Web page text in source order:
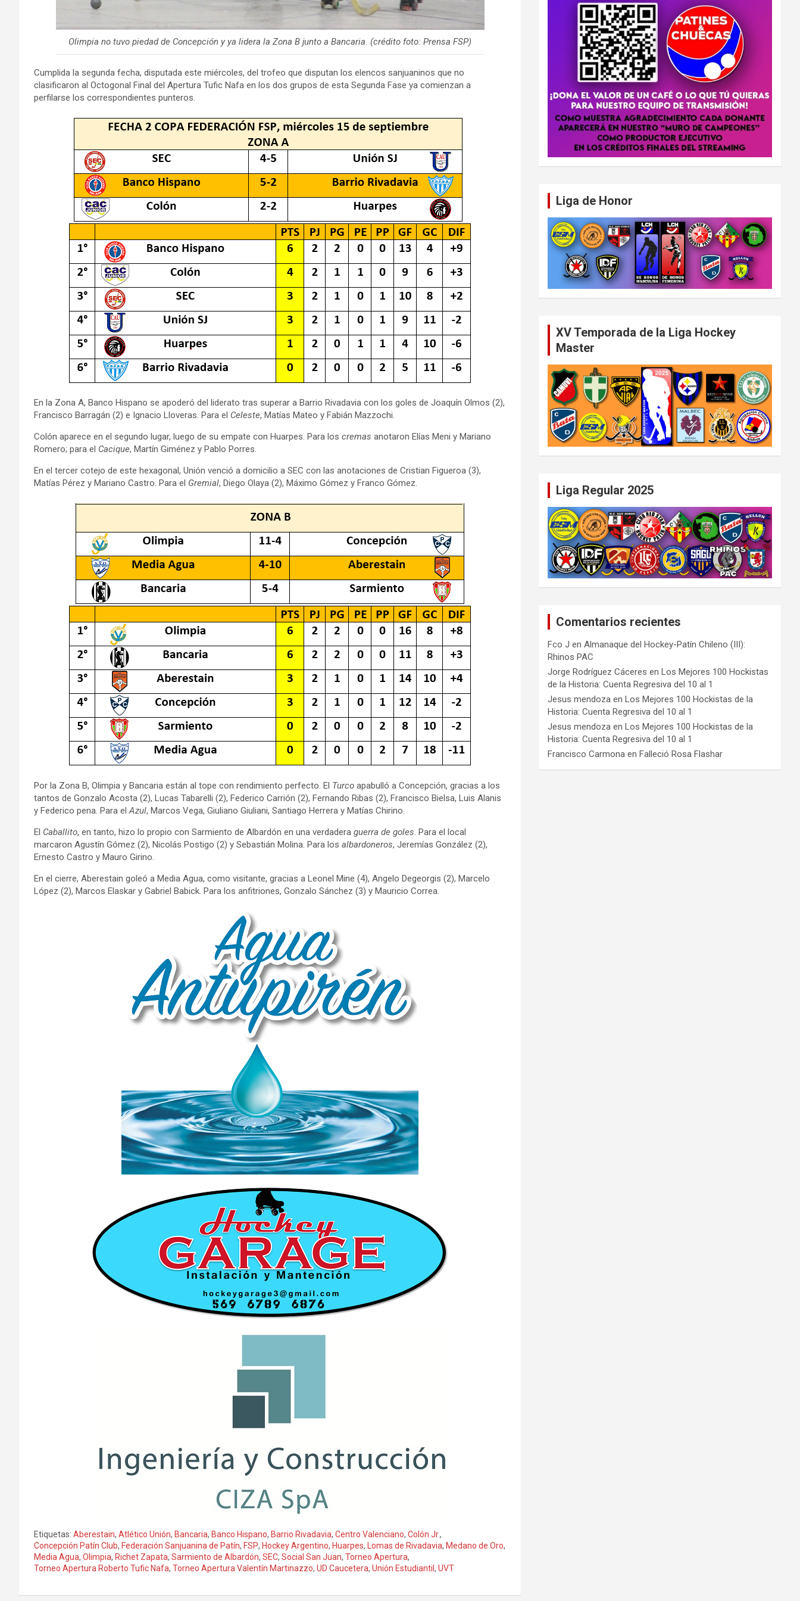
Olimpia no tuvo piedad de Concepción y ya lidera la Zona B junto a Bancaria. (crédito foto: Prensa FSP)
Cumplida la segunda fecha, disputada este miércoles, del trofeo que disputan los elencos sanjuaninos que no
clasificaron al Octogonal Final del Apertura Tufic Nafa en los dos grupos de esta Segunda Fase ya comienzan a
perfilarse los correspondientes punteros.
En la Zona A, Banco Hispano se apoderó del liderato tras superar a Barrio Rivadavia con los goles de Joaquín Olmos (2),
Francisco Barragán (2) e Ignacio Lloveras. Para el Celeste, Matías Mateo y Fabián Mazzochi.
Colón aparece en el segundo lugar, luego de su empate con Huarpes. Para los cremas anotaron Elías Meni y Mariano
Romero; para el Cacique, Martín Giménez y Pablo Porres.
En el tercer cotejo de este hexagonal, Unión venció a domicilio a SEC con las anotaciones de Cristian Figueroa (3),
Matías Pérez y Mariano Castro. Para el Gremial, Diego Olaya (2), Máximo Gómez y Franco Gómez.
Por la Zona B, Olimpia y Bancaria están al tope con rendimiento perfecto. El Turco apabulló a Concepción, gracias a los
tantos de Gonzalo Acosta (2), Lucas Tabarelli (2), Federico Carrión (2), Fernando Ribas (2), Francisco Bielsa, Luis Alanis
y Federico pena. Para elAzul, Marcos Vega, Giuliano Giuliani, Santiago Herrera y Matías Chirino.
El Caballito, en tanto, hizo lo propio con Sarmiento de Albardón en una verdadera guerra de goles. Para el local
marcaron Agustín Gómez (2), Nicolás Postigo (2) y Sebastián Molina. Para los albardoneros, Jeremías González (2),
Ernesto Castro y Mauro Girino.
En el cierre, Aberestain goleó a Media Agua, como visitante, gracias a Leonel Mine (4), Angelo Degeorgis (2), Marcelo
López (2), Marcos Elaskar y Gabriel Babick. Para los anfitriones, Gonzalo Sánchez (3) y Mauricio Correa.
Etiquetas: Aberestain, Atlético Unión, Bancaria, Banco Hispano, Barrio Rivadavia, Centro Valenciano, Colón Jr.,
Concepción Patín Club, Federación Sanjuanina de Patín, FSP, Hockey Argentino, Huarpes, Lomas de Rivadavia, Medano de Oro,
Media Agua, Olimpia, Richet Zapata, Sarmiento de Albardón, SEC, Social San Juan, Torneo Apertura,
Torneo Apertura Roberto Tufic Nafa, Torneo Apertura Valentín Martinazzo, UD Caucetera, Unión Estudiantil , UVT
Liga de Honor
XV Temporada de la Liga Hockey
Master
Liga Regular 2025
Comentarios recientes
Fco J enAlmanaque del Hockey-Patín Chileno (III):
Rhinos PAC
Jorge Rodríguez Cáceres enLos Mejores 100 Hockistas
de la Historia: Cuenta Regresiva del 10 al 1
Jesus mendoza enLos Mejores 100 Hockistas de la
Historia: Cuenta Regresiva del 10 al 1
Jesus mendoza enLos Mejores 100 Hockistas de la
Historia: Cuenta Regresiva del 10 al 1
Francisco Carmona enFalleció Rosa Flashar